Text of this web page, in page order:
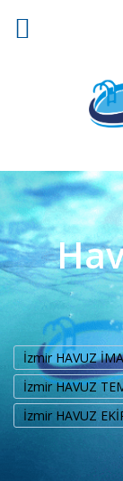
İzmir HAVUZ
İzmir HAVUZ
İzmir HAVUZ